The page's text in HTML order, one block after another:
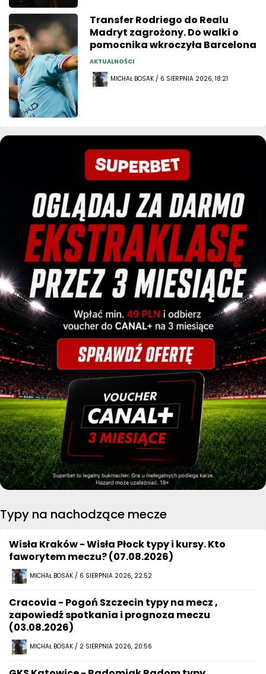
Transfer Rodriego do Realu
Madryt zagrożony. Do walki o
pomocnika wkroczyła Barcelona
AKTUALNOŚCI
MICHAŁ BOSAK / 6 SIERPNIA 2026, 18:21
Typy na nachodzące mecze
Wisła Kraków - Wisła Płock typy i kursy. Kto
faworytem meczu? (07.08.2026)
MICHAŁ BOSAK / 6 SIERPNIA 2026, 22:52
Cracovia - Pogoń Szczecin typy na mecz ,
zapowiedź spotkania i prognoza meczu
(03.08.2026)
MICHAŁ BOSAK / 2 SIERPNIA 2026, 20:56